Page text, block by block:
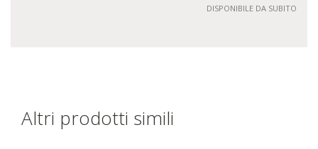
DISPONIBILE DA SUBITO
Altri prodotti simili